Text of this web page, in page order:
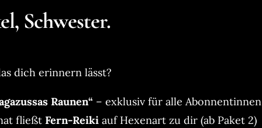
Schwester.
dich erinnern lässt?
Raunen“ – exklusiv für alle Abonnentinnen
fließt Fern-Reikiauf Hexenart zu dir (ab Paket 2)